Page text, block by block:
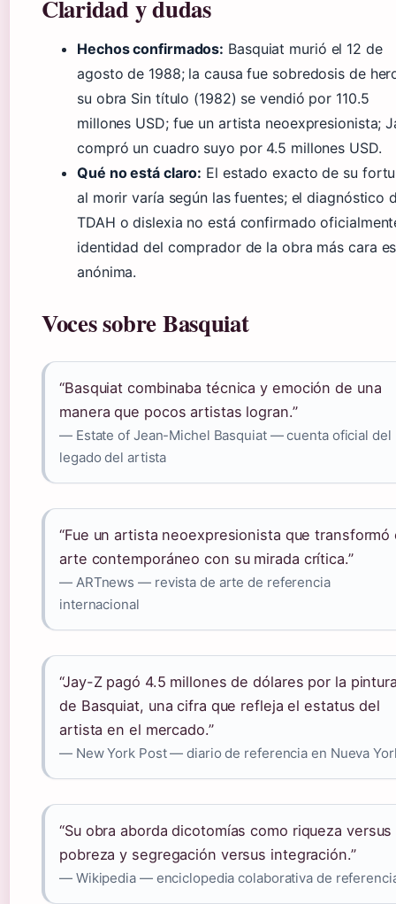
Claridad y dudas
Hechos confirmados: Basquiat murió el 12 de
agosto de 1988; la causa fue sobredosis de
su obra Sin título (1982) se vendió por 110.5
millones USD; fue un artista neoexpresionista;
compró un cuadro suyo por 4.5 millones USD.
Qué no está claro: El estado exacto de su
al morir varía según las fuentes; el diagnóstico
TDAH o dislexia no está confirmado
identidad del comprador de la obra más cara es
anónima.
Voces sobre Basquiat
“Basquiat combinaba técnica y emoción de una
manera que pocos artistas logran.”
— Estate of Jean-Michel Basquiat — cuenta oficial del
legado del artista
“Fue un artista neoexpresionista que transformó
arte contemporáneo con su mirada crítica.”
— ARTnews — revista de arte de referencia
internacional
“Jay-Z pagó 4.5 millones de dólares por la
de Basquiat, una cifra que refleja el estatus del
artista en el mercado.”
— New York Post — diario de referencia en Nueva
“Su obra aborda dicotomías como riqueza versus
pobreza y segregación versus integración.”
— Wikipedia — enciclopedia colaborativa de